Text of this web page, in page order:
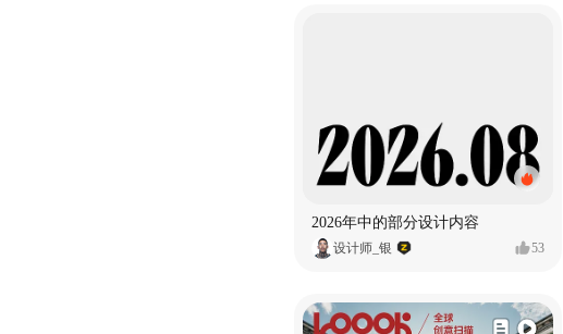
2026年中的部分设计内容
设计师_银 53